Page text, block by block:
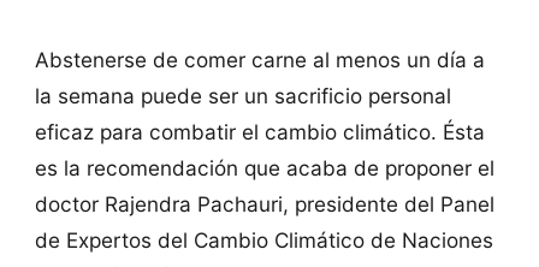
Abstenerse de comer carne al menos un día a
la semana puede ser un sacrificio personal
eficaz para combatir el cambio climático. Ésta
es la recomendación que acaba de proponer el
doctor Rajendra Pachauri, presidente del Panel
de Expertos del Cambio Climático de Naciones